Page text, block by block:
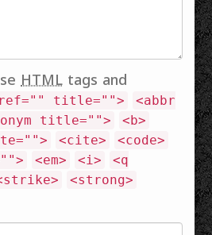
പ്രതിഭാസമായി…
HTML tags and
title="">
<abbr
title="">
<b>
<cite>
<code>
<em> <i>
<q
<strong>